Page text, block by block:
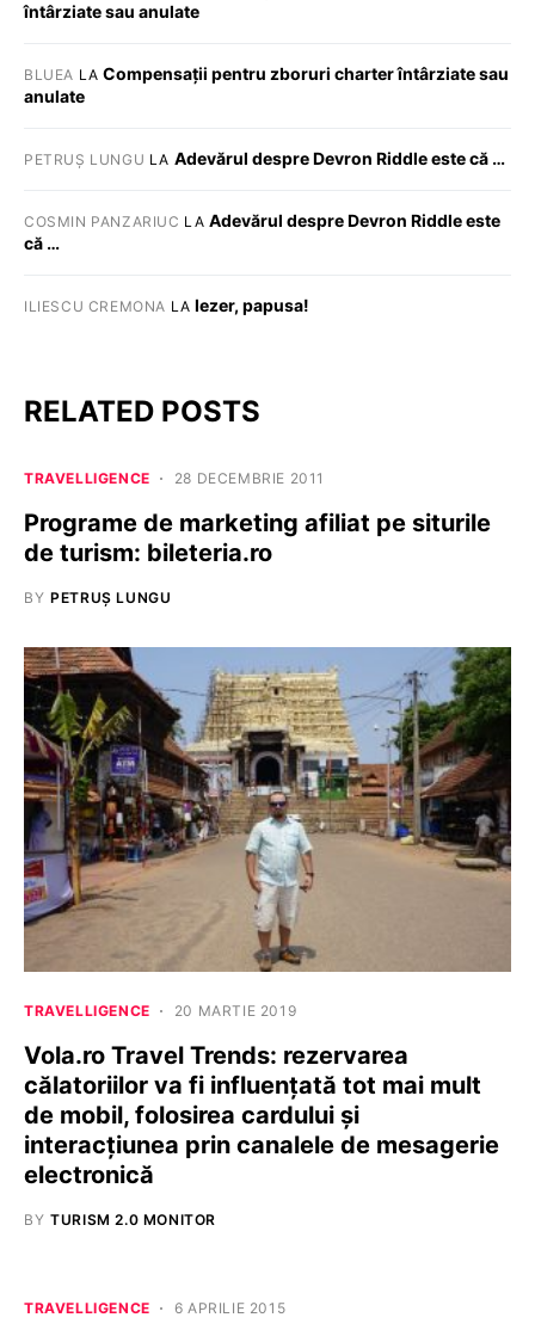
întârziate sau anulate
BLUEA LACompensații pentru zboruri charter întârziate sau
anulate
PETRUȘ LUNGU LA Adevărul despre Devron Riddle este că …
COSMIN PANZARIUC LA Adevărul despre Devron Riddle este
că …
ILIESCU CREMONA LA Iezer, papusa!
RELATED POSTS
TRAVELLIGENCE 28 DECEMBRIE 2011
Programe de marketing afiliat pe siturile
de turism: bileteria.ro
BY PETRUȘ LUNGU
TRAVELLIGENCE 20 MARTIE 2019
Vola.ro Travel Trends: rezervarea
călatoriilor va fi influențată tot mai mult
de mobil, folosirea cardului și
interacțiunea prin canalele de mesagerie
electronică
BY TURISM 2.0 MONITOR
TRAVELLIGENCE 6 APRILIE 2015